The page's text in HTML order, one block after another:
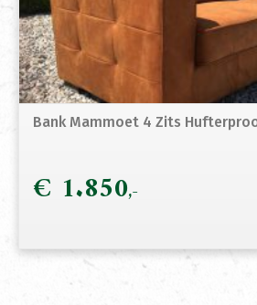
Bank Mammoet 4 Zits
€ 1.850